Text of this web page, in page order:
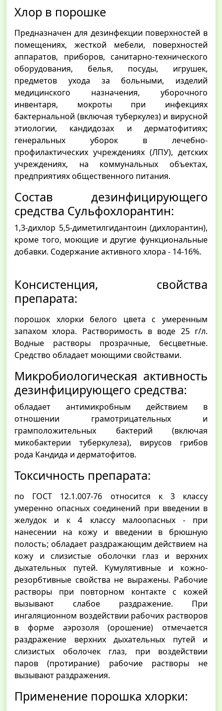
Хлор в порошке
Предназначен для дезинфекции поверхностей в
помещениях, жесткой мебели, поверхностей
аппаратов, приборов, санитарно-технического
оборудования, белья, посуды, игрушек,
предметов ухода за больными, изделий
медицинского назначения, уборочного
инвентаря, мокроты при инфекциях
бактернальной (включая туберкулез) и вирусной
этиологии, кандидозах и дерматофитиях;
генеральных уборок в лечебно-
профилактических учреждениях (ЛПУ), детских
учреждениях, на коммунальных объектах,
предприятиях общественного питания.
Состав дезинфицирующего
средства Сульфохлорантин:
1,3-дихлор 5,5-диметилгидантоин (дихлорантин),
кроме того, моющие и другие функциональные
добавки. Содержание активного хлора - 14-16%.
Консистенция, свойства
препарата:
порошок хлорки белого цвета с умеренным
запахом хлора. Растворимость в воде 25 г/л.
Водные растворы прозрачные, бесцветные.
Средство обладает моющими свойствами.
Микробиологическая активность
дезинфицирующего средства:
обладает антимикробным действием в
отношении грамотрицательных и
грамположительных бактерий (включая
микобактерии туберкулеза), вирусов грибов
рода Кандида и дерматофитов.
Токсичность препарата:
по ГОСТ 12.1.007-76 относится к 3 классу
умеренно опасных соединений при введении в
желудок и к 4 классу малоопасных - при
нанесении на кожу и введении в брюшную
полость; обладает раздражающим действием на
кожу и слизистые оболочки глаз и верхних
дыхательных путей. Кумулятивные и кожно-
резорбтивные свойства не выражены. Рабочие
растворы при повторном контакте с кожей
вызывают слабое раздражение. При
ингаляционном воздействии рабочих растворов
в форме аэрозоля (орошение) отмечается
раздражение верхних дыхательных путей и
слизистых оболочек глаз, при воздействии
паров (протирание) рабочие растворы не
вызывают раздражения.
Применение порошка хлорки: